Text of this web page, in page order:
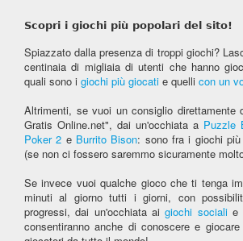
Scopri i giochi più popolari del sito!
Spiazzato dalla presenza di troppi giochi?
centinaia di migliaia di utenti che hanno
quali sono i giochi più giocati e quelli con un
Altrimenti, se vuoi un consiglio direttamente
Gratis Online.net", dai un'occhiata a Puzzle
Poker 2 e Burrito Bison: sono fra i giochi
(se non ci fossero saremmo sicuramente
Se invece vuoi qualche gioco che ti tenga
minuti al giorno tutti i giorni, con
progressi, dai un'occhiata aigiochi socialie
consentiranno anche di conoscere e